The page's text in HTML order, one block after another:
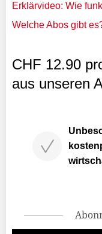
Erklärvideo: Wie
Welche Abos gibt
CHF 12.90
aus unseren